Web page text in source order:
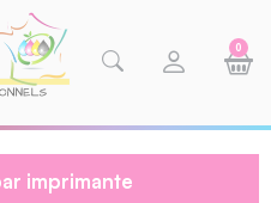
0
imprimante